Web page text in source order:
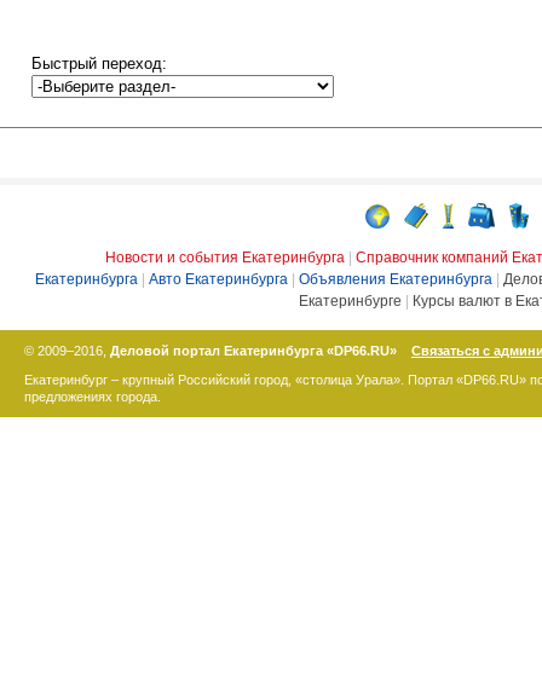
Быстрый переход:
Новости и события Екатеринбурга
Справочник компаний
Екатеринбурга
Авто Екатеринбурга Объявления Екатеринбурга
Екатеринбурге
Курсы валют в
© 2009–2016, Деловой портал Екатеринбурга «DP66.RU»
Связаться с
Екатеринбург – крупный Российский город, «столица Урала». Портал «DP66.RU»
предложениях города.